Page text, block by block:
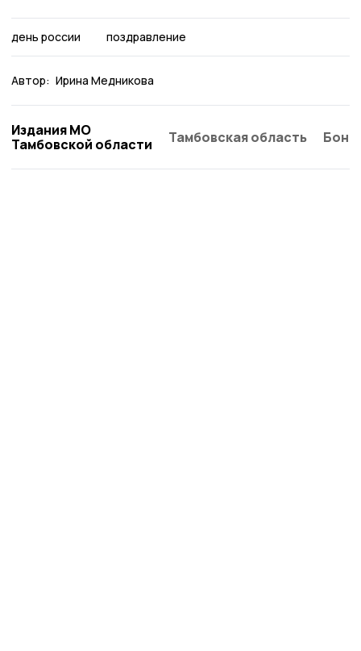
день россии поздравление
Автор: Ирина Медникова
Издания МО
Тамбовской области
Тамбовская область